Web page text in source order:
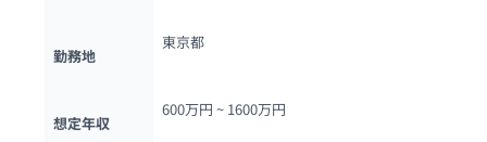
勤務地
東京都
想定年収
600万円 ~ 1600万円